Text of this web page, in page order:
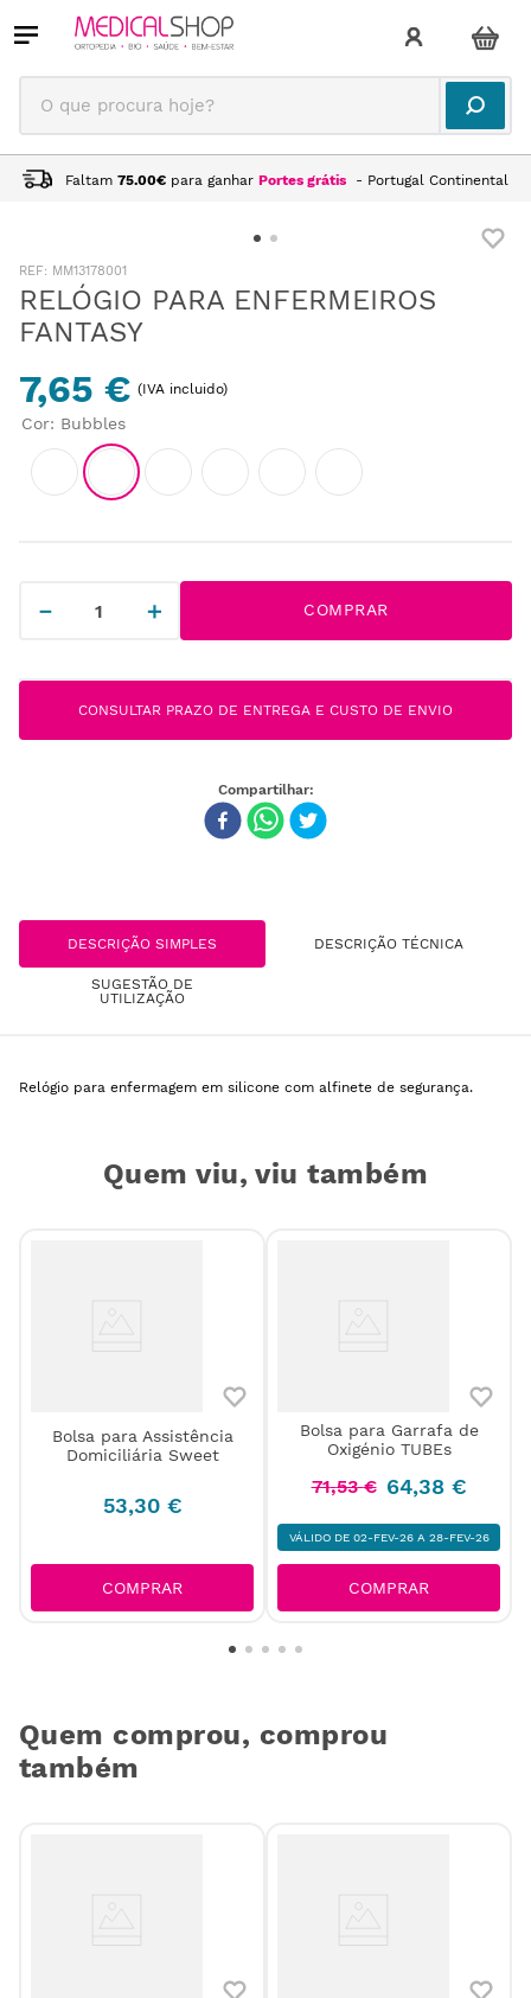
O que procura hoje?
Faltam 75.00€ para ganhar Portes grátis - Portugal Continental
: MM13178001
RELÓGIO PARA ENFERMEIROS
FANTASY
7,65 € (IVA incluido)
Cor: Bubbles
＋
－ COMPRAR
CONSULTAR PRAZO DE ENTREGA E CUSTO DE ENVIO
DESCRIÇÃO SIMPLES DESCRIÇÃO TÉCNICA
SUGESTÃO DE
UTILIZAÇÃO
Relógio para enfermagem em silicone com alfinete de segurança.
Quem viu, viu também
Bolsa para Assistência
Domiciliária Sweet
53,30 €
COMPRAR
Bolsa para Garrafa de
Oxigénio TUBEs
71,53 € 64,38 €
VÁLIDO DE 02-FEV-26 A 28-FEV-26
COMPRAR
Quem comprou, comprou
também